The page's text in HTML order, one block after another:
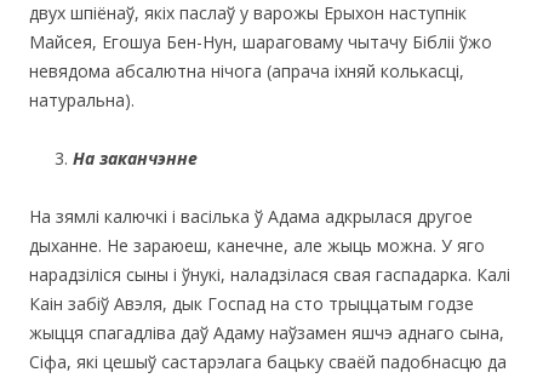
двух шпіёнаў, якіх паслаў у варожы Ерыхон наступнік
Майсея, Егошуа Бен-Нун, шараговаму чытачу Бібліі ўжо
невядома абсалютна нічога (апрача іхняй колькасці,
натуральна).
На заканчэнне
На зямлі калючкі і васілька ў Адама адкрылася другое
дыханне. Не зараюеш, канечне, але жыць можна. У яго
нарадзіліся сыны і ўнукі, наладзілася свая гаспадарка. Калі
Каін забіў Авэля, дык Госпад на сто трыццатым годзе
жыцця спагадліва даў Адаму наўзамен яшчэ аднаго сына,
Сіфа, які цешыў састарэлага бацьку сваёй падобнасцю да